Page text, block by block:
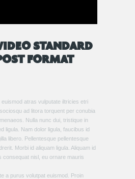
STANDARD
FORMAT
atras vulputate iltricies etri
ad litora torquent per conubia
Nulla nunc dui, tristique in
ligula. Nam dolor ligula, faucibus id
libero. Pellentesque pellentesque
Morbi id aliquam ligula. Aliquam id
consequat nisl, eu ornare mauris
a purus volutpat euismod. Proin